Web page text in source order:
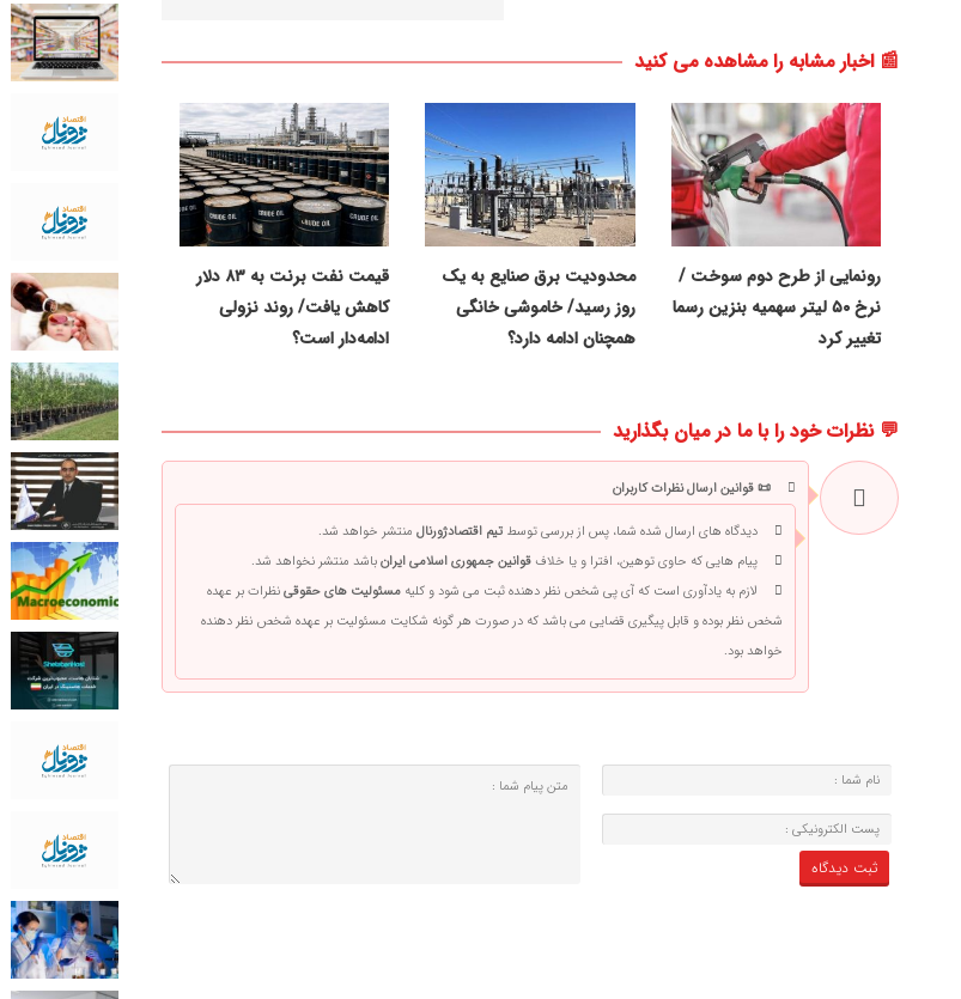
📰 اخبار مشابه را مشاهده می کنید
رونمایی از طرح دوم سوخت /
نرخ ۵۰ لیتر سهمیه بنزین رسما
تغییر کرد
محدودیت برق صنایع به یک
روز رسید/ خاموشی خانگی
همچنان ادامه دارد؟
قیمت نفت برنت به ۸۳ دلار
کاهش یافت/ روند نزولی
ادامه‌دار است؟
💬 نظرات خود را با ما در میان بگذارید
📜 قوانین ارسال نظرات کاربران
دیدگاه های ارسال شده شما، پس از بررسی توسط تیم اقتصادژورنال منتشر خواهد شد.
پیام هایی که حاوی توهین، افترا و یا خلاف قوانین جمهوری اسلامی ایرانباشد منتشر نخواهد شد.
لازم به یادآوری است که آی پی شخص نظر دهنده ثبت می شود و کلیه مسئولیت های حقوقینظرات بر عهده
شخص نظر بوده و قابل پیگیری قضایی می باشد که در صورت هر گونه شکایت مسئولیت بر عهده شخص نظر دهنده
خواهد بود.